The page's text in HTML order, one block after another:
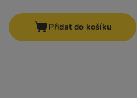
Přidat do košíku